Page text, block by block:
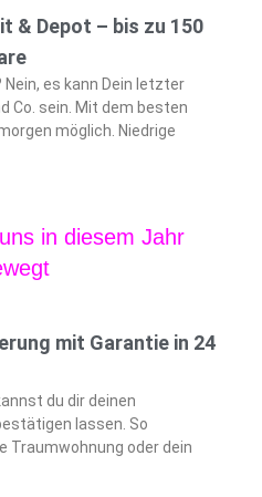
& Depot – bis zu 150
es kann Dein letzter
Co. sein. Mit dem besten
möglich. Niedrige
in diesem Jahr
mit Garantie in 24
du dir deinen
lassen. So
Traumwohnung oder dein